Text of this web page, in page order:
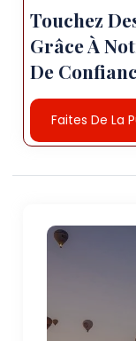
Touchez
Grâce À
De
Faites De La